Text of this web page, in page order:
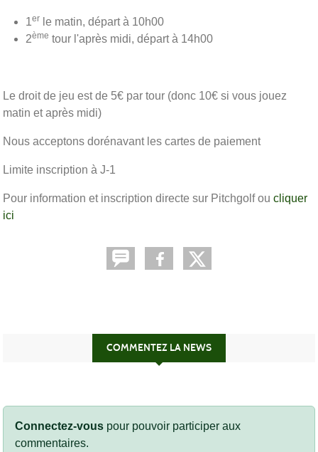
1er le matin, départ à 10h00
2ème tour l'après midi, départ à 14h00
Le droit de jeu est de 5€ par tour (donc 10€ si vous jouez
matin et après midi)
Nous acceptons dorénavant les cartes de paiement
Limite inscription à J-1
Pour information et inscription directe sur Pitchgolf ou cliquer
ici
COMMENTEZ LA NEWS
Connectez-vous pour pouvoir participer aux
commentaires.